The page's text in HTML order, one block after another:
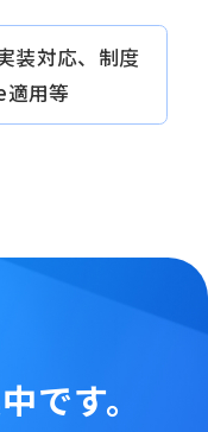
装対応、制度
用等
です。